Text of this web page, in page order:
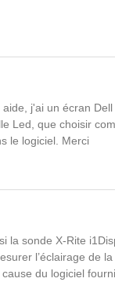
j'ai un écran
Led, que choisir
le logiciel. Merci
la sonde X-Rite
l’éclairage de
du logiciel